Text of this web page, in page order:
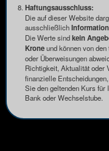
Haftungsausschluss:
Die auf dieser Website
ausschließlich
Die Werte sindkein
Kroneund können von
oder Überweisungen
Richtigkeit, Aktualität oder
finanzielle
Sie den geltenden Kurs
Bank oder Wechselstube.